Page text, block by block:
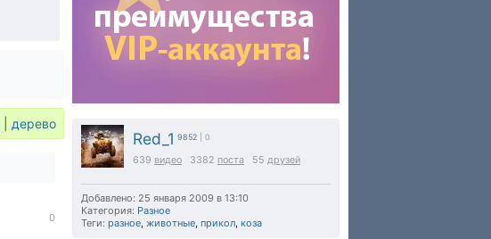
Red_1 9852 | 0
639 видео 3382 поста 55 друзей
Добавлено: 25 января 2009 в 13:10
Категория: Разное
Теги: разное, животные, прикол, коза
дерево
0